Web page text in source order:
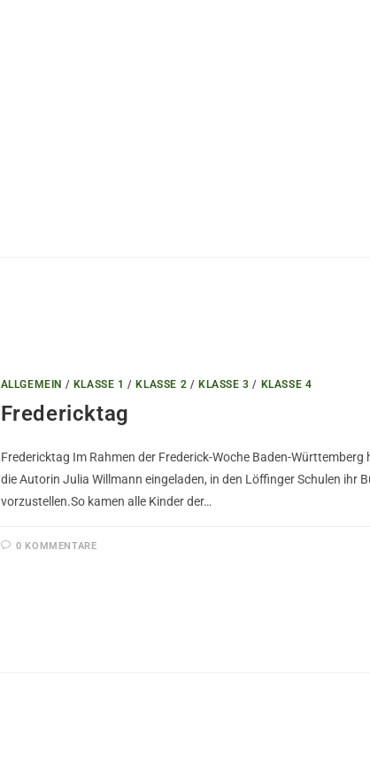
ALLGEMEIN / KLASSE 1 / KLASSE 2 / KLASSE 3 / KLASSE 4
Fredericktag
Fredericktag Im Rahmen der Frederick-Woche Baden-
die Autorin Julia Willmann eingeladen, in den Löffinger Schulen ihr
vorzustellen.So kamen alle Kinder der…
0 KOMMENTARE